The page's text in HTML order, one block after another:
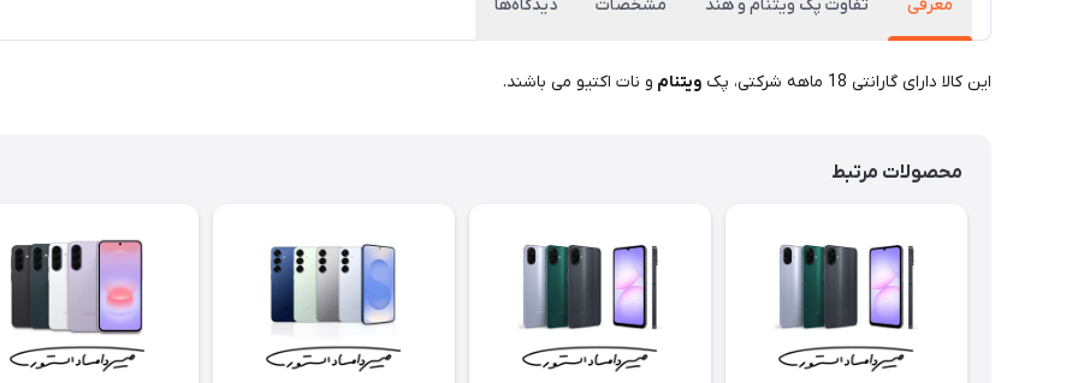
معرفی تفاوت پک ویتنام و هند مشخصات دیدگاه‌ها
این کالا دارای گارانتی 18 ماهه شرکتی، پک ویتنام و نات اکتیو می باشند.
محصولات مرتبط